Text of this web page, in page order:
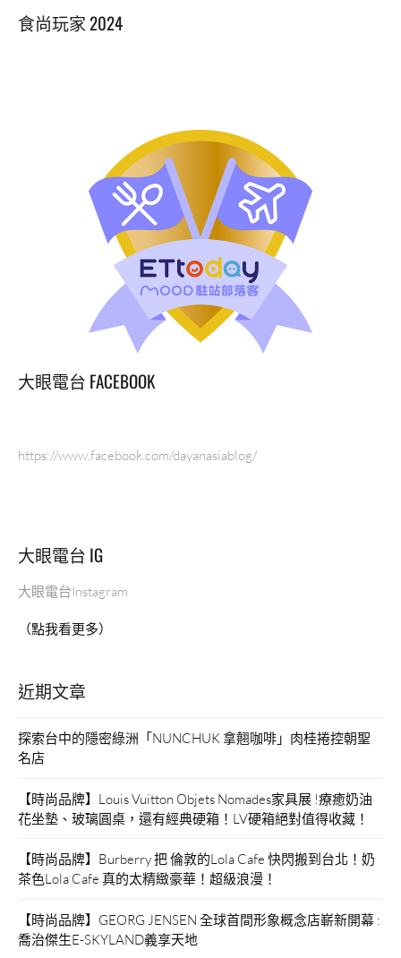
食尚玩家 2024
大眼電台 FACEBOOK
https://www.facebook.com/dayanasiablog/
大眼電台 IG
大眼電台Instagram
（點我看更多）
近期文章
探索台中的隱密綠洲「NUNCHUK 拿翹咖啡」肉桂捲控朝聖
名店
【時尚品牌】Louis Vuitton Objets Nomades家具展 !療癒奶油
花坐墊、玻璃圓桌，還有經典硬箱！LV硬箱絕對值得收藏！
【時尚品牌】Burberry 把 倫敦的Lola Cafe 快閃搬到台北！奶
茶色Lola Cafe 真的太精緻豪華！超級浪漫！
【時尚品牌】GEORG JENSEN 全球首間形象概念店嶄新開幕 :
喬治傑生E-SKYLAND義享天地